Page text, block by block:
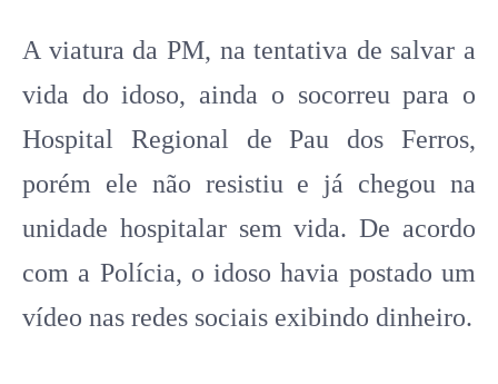
A viatura da PM, na tentativa de salvar a
vida do idoso, ainda o socorreu para o
Hospital Regional de Pau dos Ferros,
porém ele não resistiu e já chegou na
unidade hospitalar sem vida. De acordo
com a Polícia, o idoso havia postado um
vídeo nas redes sociais exibindo dinheiro.